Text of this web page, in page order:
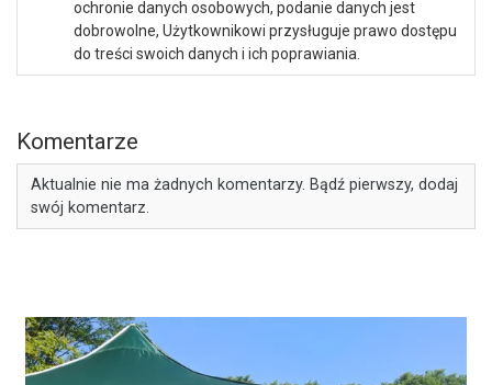
ochronie danych osobowych, podanie danych jest
dobrowolne, Użytkownikowi przysługuje prawo dostępu
do treści swoich danych i ich poprawiania.
Komentarze
Aktualnie nie ma żadnych komentarzy. Bądź pierwszy, dodaj
swój komentarz.